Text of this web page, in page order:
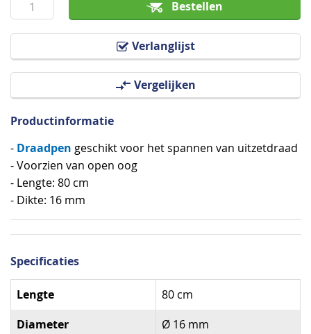
Bestellen
Verlanglijst
Vergelijken
begin
van
Productinformatie
- Draadpen geschikt voor het spannen van uitzetdraad
- Voorzien van open oog
- Lengte: 80 cm
- Dikte: 16 mm
Specificaties
Specificaties
Lengte 80 cm
Diameter Ø 16 mm